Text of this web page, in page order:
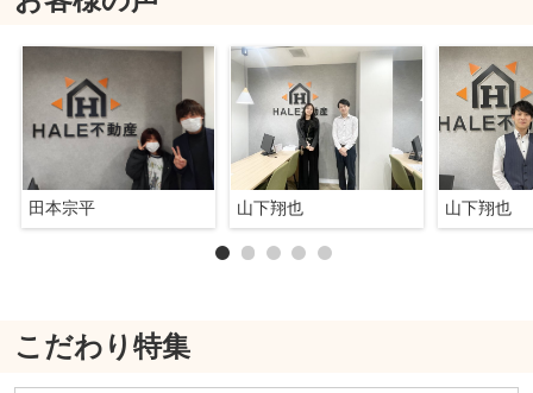
田本宗平 山下翔也 山下翔也
こだわり特集